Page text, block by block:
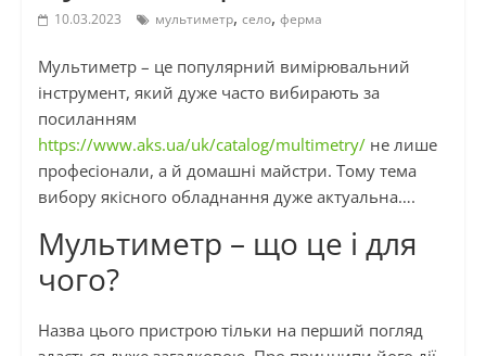
10.03.2023 мультиметр, село, ферма
Мультиметр – це популярний вимірювальний
інструмент, який дуже часто вибирають за
посиланням
https://www.aks.ua/uk/catalog/multimetry/не лише
професіонали, а й домашні майстри. Тому тема
вибору якісного обладнання дуже актуальна….
Мультиметр – що це і для
чого?
Назва цього пристрою тільки на перший погляд